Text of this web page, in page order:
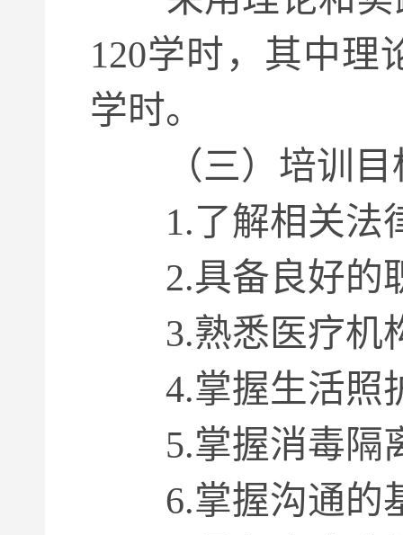
120学时，其中理
学时。
（三）培训目
1.了解相关法
2.具备良好的职
3.熟悉医疗机构
4.掌握生活照
5.掌握消毒隔
6.掌握沟通的